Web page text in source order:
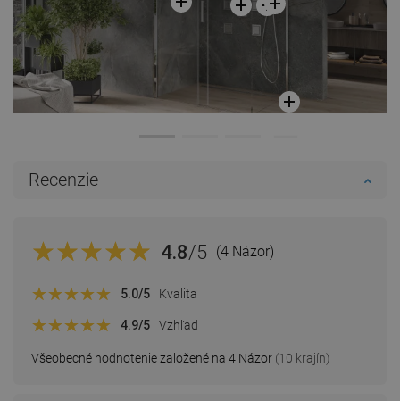
Recenzie
4.8/5 (4 Názor)
Všeobecné hodnotenie založené na 4 Názor (10 krajín)
5.0/5 Kvalita
4.9/5 Vzhľad